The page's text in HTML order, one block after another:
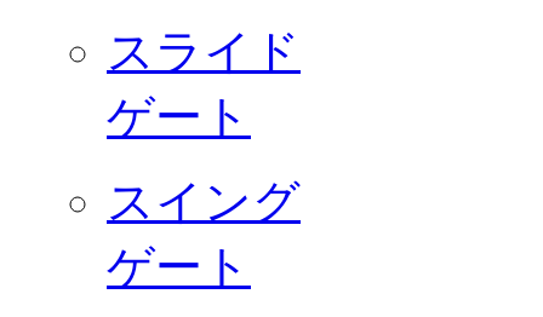
スライド
ゲート
スイング
ゲート